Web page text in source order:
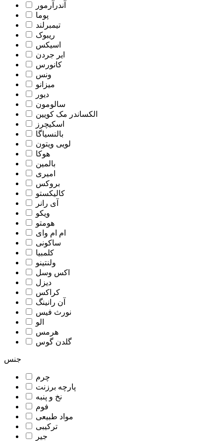
آندرآرمور
پوما
تیمبرلند
ریبوک
اسیکس
ایر جردن
کانورس
ونس
میزانو
دیور
سالومون
الکساندر مک کویین
اسکیچرز
بالنسیاگا
لویی ویتون
هوکا
بالمین
امیری
بروکس
کالیکستو
آی رانر
ویکو
هومتو
ام ام وای
ساکونی
کلمبیا
ولنتینو
اکس وسل
دیزل
کراکس
آن رانینگ
نورث فیس
الو
هرمس
گلدن گوس
جنس
چرم
پارچه برزنت
نخ و پنبه
فوم
مواد طبیعی
ترکیبی
جیر